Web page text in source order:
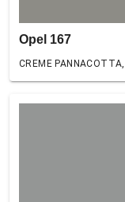
Opel 167
CREME